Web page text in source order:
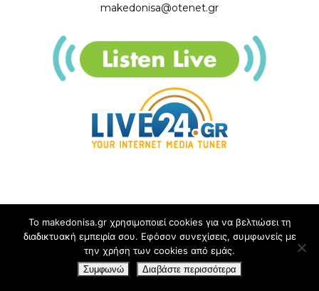
makedonisa@otenet.gr
Το makedonisa.gr χρησιμοποιεί cookies για να βελτιώσει τη
διαδικτυακή εμπειρία σου. Εφόσον συνεχίσεις, συμφωνείς με
την χρήση των cookies από εμάς.
Συμφωνώ Διαβάστε περισσότερα